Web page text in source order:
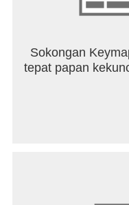
Sokongan
tepat papan